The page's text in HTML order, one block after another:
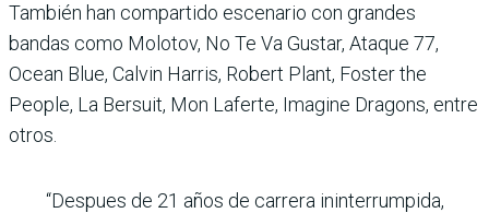
También han compartido escenario con grandes
bandas como Molotov, No Te Va Gustar, Ataque 77,
Ocean Blue, Calvin Harris, Robert Plant, Foster the
People, La Bersuit, Mon Laferte, Imagine Dragons, entre
otros.
“Despues de 21 años de carrera ininterrumpida,